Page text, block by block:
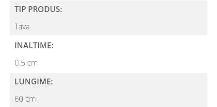
TIP PRODUS:
Tava
INALTIME:
0.5 cm
LUNGIME:
60 cm